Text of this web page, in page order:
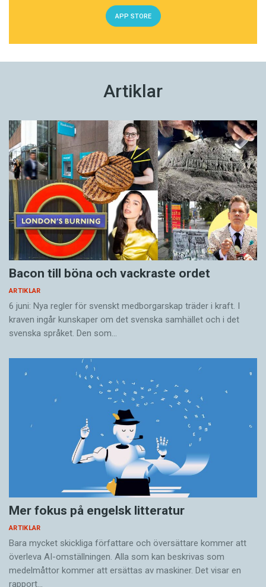
APP STORE
Artiklar
Bacon till böna och vackraste ordet
ARTIKLAR
6 juni: Nya regler för svenskt medborgarskap träder i kraft. I
kraven ingår kunskaper om det svenska samhället och i det
svenska språket. Den som…
Mer fokus på engelsk litteratur
ARTIKLAR
Bara mycket skickliga författare och översättare ­kommer att
överleva AI-omställningen. Alla som kan beskrivas som
medelmåttor kommer att ersättas av maskiner. Det visar en
rapport…